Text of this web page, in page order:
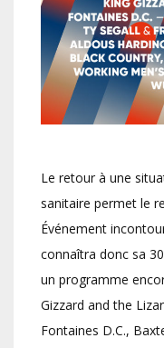
Le retour à une
sanitaire permet le
Événement
connaîtra donc sa
un programme
Gizzard and the
Fontaines D.C.,